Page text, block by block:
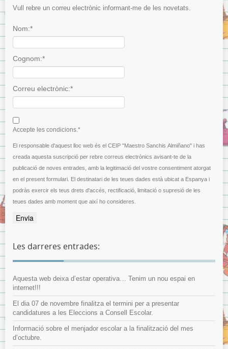
Vull rebre un correu electrònic informant-me de les novetats.
Nom:*
Cognom:*
I agree terms and conditions.*
Correu electrònic:*
Accepte les condicions.*
El responsable d'aquest lloc web és el CEIP "Maestro Sanchis Almiñano" i has
creada aquesta suscripció per rebre correus electrònics avisant-te de la
publicació de noves entrades, amb la legitimació del vostre consentiment atorgat
en el present formulari. El destinatari de les teues dades està ubicat a Espanya i
podràs exercir els teus drets d'accés, rectificació, limitació o supresió de les
teues dades amb moment que així ho consideres.
Les darreres entrades:
Aquesta web deixa d’estar operativa… Tenim un nou espai en
internet!!!
El dia 07 de novembre finalitza el termini per a presentar
candidatures a les Eleccions a Consell Escolar.
Informació sobre el menjador escolar a la finalització del mes
d’octubre.